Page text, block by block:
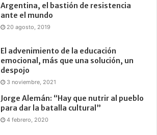
Argentina, el bastión de resistencia
ante el mundo
20 agosto, 2019
El advenimiento de la educación
emocional, más que una solución, un
despojo
3 noviembre, 2021
Jorge Alemán: “Hay que nutrir al pueblo
para dar la batalla cultural”
4 febrero, 2020